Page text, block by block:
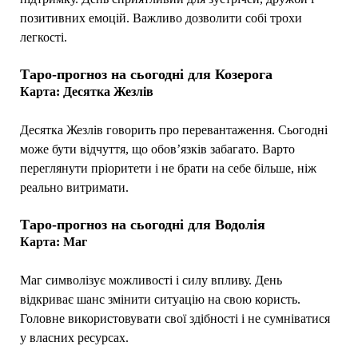
позитивних емоцій. Важливо дозволити собі трохи
легкості.
Таро-прогноз на сьогодні для Козерога
Карта: Десятка Жезлів
Десятка Жезлів говорить про перевантаження. Сьогодні
може бути відчуття, що обов’язків забагато. Варто
переглянути пріоритети і не брати на себе більше, ніж
реально витримати.
Таро-прогноз на сьогодні для Водолія
Карта: Маг
Маг символізує можливості і силу впливу. День
відкриває шанс змінити ситуацію на свою користь.
Головне використовувати свої здібності і не сумніватися
у власних ресурсах.